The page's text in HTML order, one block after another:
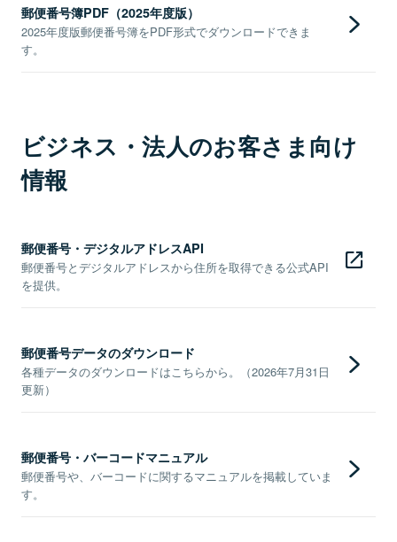
郵便番号簿PDF（2025年度版）
2025年度版郵便番号簿をPDF形式でダウンロードできま
す。
ビジネス・法人のお客さま向け
情報
郵便番号・デジタルアドレスAPI
郵便番号とデジタルアドレスから住所を取得できる公式API
を提供。
郵便番号データのダウンロード
各種データのダウンロードはこちらから。（2026年7月31日
更新）
郵便番号・バーコードマニュアル
郵便番号や、バーコードに関するマニュアルを掲載していま
す。